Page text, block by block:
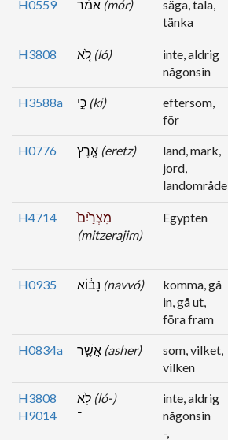
H0559
(mór)
säga, tala,
tänka
H3808 (ló)
inte, aldrig
någonsin
H3588a (ki)
eftersom,
för
H0776 (eretz)
land, mark,
jord,
landområde
H4714
מִצְרַ֙יִם֙
(mitzerajim)
Egypten
H0935 (navvó)
komma, gå
in, gå ut,
föra fram
H0834a (asher)
som, vilket,
vilken
H3808
H9014
(ló-)
־
inte, aldrig
någonsin
-,